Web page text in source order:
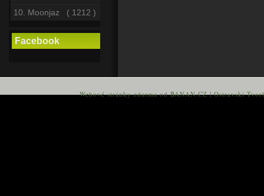
10. Moonjaz ( 1212 )
Facebook
Webové stránky zdarmaodBANAN.CZ|Ostravski